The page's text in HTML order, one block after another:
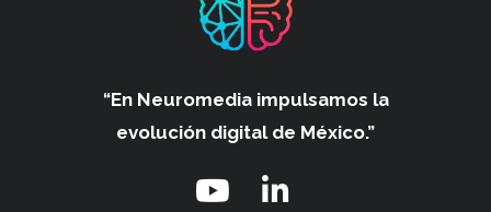
“En Neuromedia impulsamos la
evolución digital de México.”